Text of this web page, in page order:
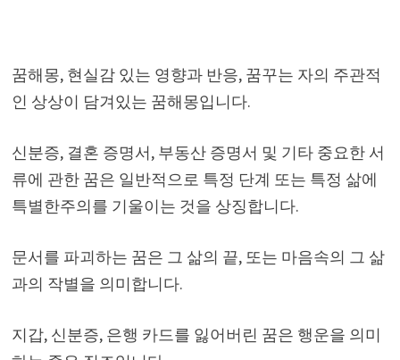
꿈해몽, 현실감 있는 영향과 반응, 꿈꾸는 자의 주관적
인 상상이 담겨있는 꿈해몽입니다.
신분증, 결혼 증명서, 부동산 증명서 및 기타 중요한 서
류에 관한 꿈은 일반적으로 특정 단계 또는 특정 삶에
특별한주의를 기울이는 것을 상징합니다.
문서를 파괴하는 꿈은 그 삶의 끝, 또는 마음속의 그 삶
과의 작별을 의미합니다.
지갑, 신분증, 은행 카드를 잃어버린 꿈은 행운을 의미